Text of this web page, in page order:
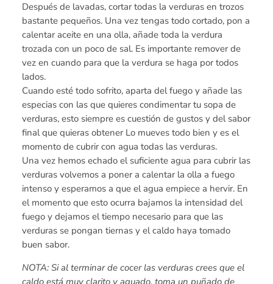
Después de lavadas, cortar todas la verduras en trozos
bastante pequeños. Una vez tengas todo cortado, pon a
calentar aceite en una olla, añade toda la verdura
trozada con un poco de sal. Es importante remover de
vez en cuando para que la verdura se haga por todos
lados.
Cuando esté todo sofrito, aparta del fuego y añade las
especias con las que quieres condimentar tu sopa de
verduras, esto siempre es cuestión de gustos y del sabor
final que quieras obtener Lo mueves todo bien y es el
momento de cubrir con agua todas las verduras.
Una vez hemos echado el suficiente agua para cubrir las
verduras volvemos a poner a calentar la olla a fuego
intenso y esperamos a que el agua empiece a hervir. En
el momento que esto ocurra bajamos la intensidad del
fuego y dejamos el tiempo necesario para que las
verduras se pongan tiernas y el caldo haya tomado
buen sabor.
NOTA: Si al terminar de cocer las verduras crees que el